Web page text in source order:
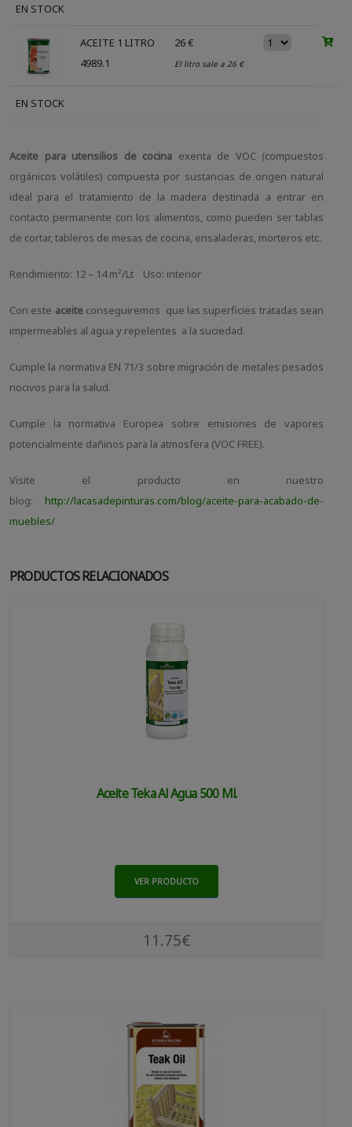
EN STOCK
ACEITE 1 LITRO
4989.1
26 €
El litro sale a 26 €
EN STOCK
Aceite para utensilios de cocina exenta de VOC (compuestos
orgánicos volátiles) compuesta por sustancias de origen natural
ideal para el tratamiento de la madera destinada a entrar en
contacto permanente con los alimentos, como pueden ser tablas
de cortar, tableros de mesas de cocina, ensaladeras, morteros etc.
Rendimiento: 12 – 14 m²/Lt Uso: interior
Con este aceiteconseguiremos que las superficies tratadas sean
impermeables al agua y repelentes a la suciedad.
Cumple la normativa EN 71/3 sobre migración de metales pesados
nocivos para la salud.
Cumple la normativa Europea sobre emisiones de vapores
potencialmente dañinos para la atmosfera (VOC FREE).
Visite el producto en nuestro
blog: http://lacasadepinturas.com/blog/aceite-para-acabado-de-
muebles/
PRODUCTOS RELACIONADOS
Aceite Teka Al Agua 500 Ml.
VER PRODUCTO
11.75€